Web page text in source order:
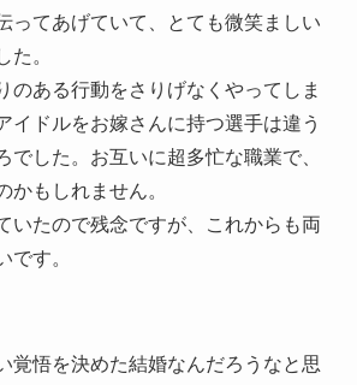
ってあげていて、とても微笑ましい
た。
のある行動をさりげなくやってしま
イドルをお嫁さんに持つ選手は違う
でした。お互いに超多忙な職業で、
かもしれません。
いたので残念ですが、これからも両
です。
覚悟を決めた結婚なんだろうなと思